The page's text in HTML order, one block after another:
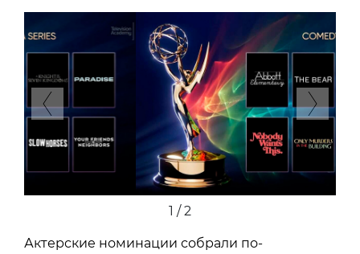
2 / 2
Актерские номинации собрали по-